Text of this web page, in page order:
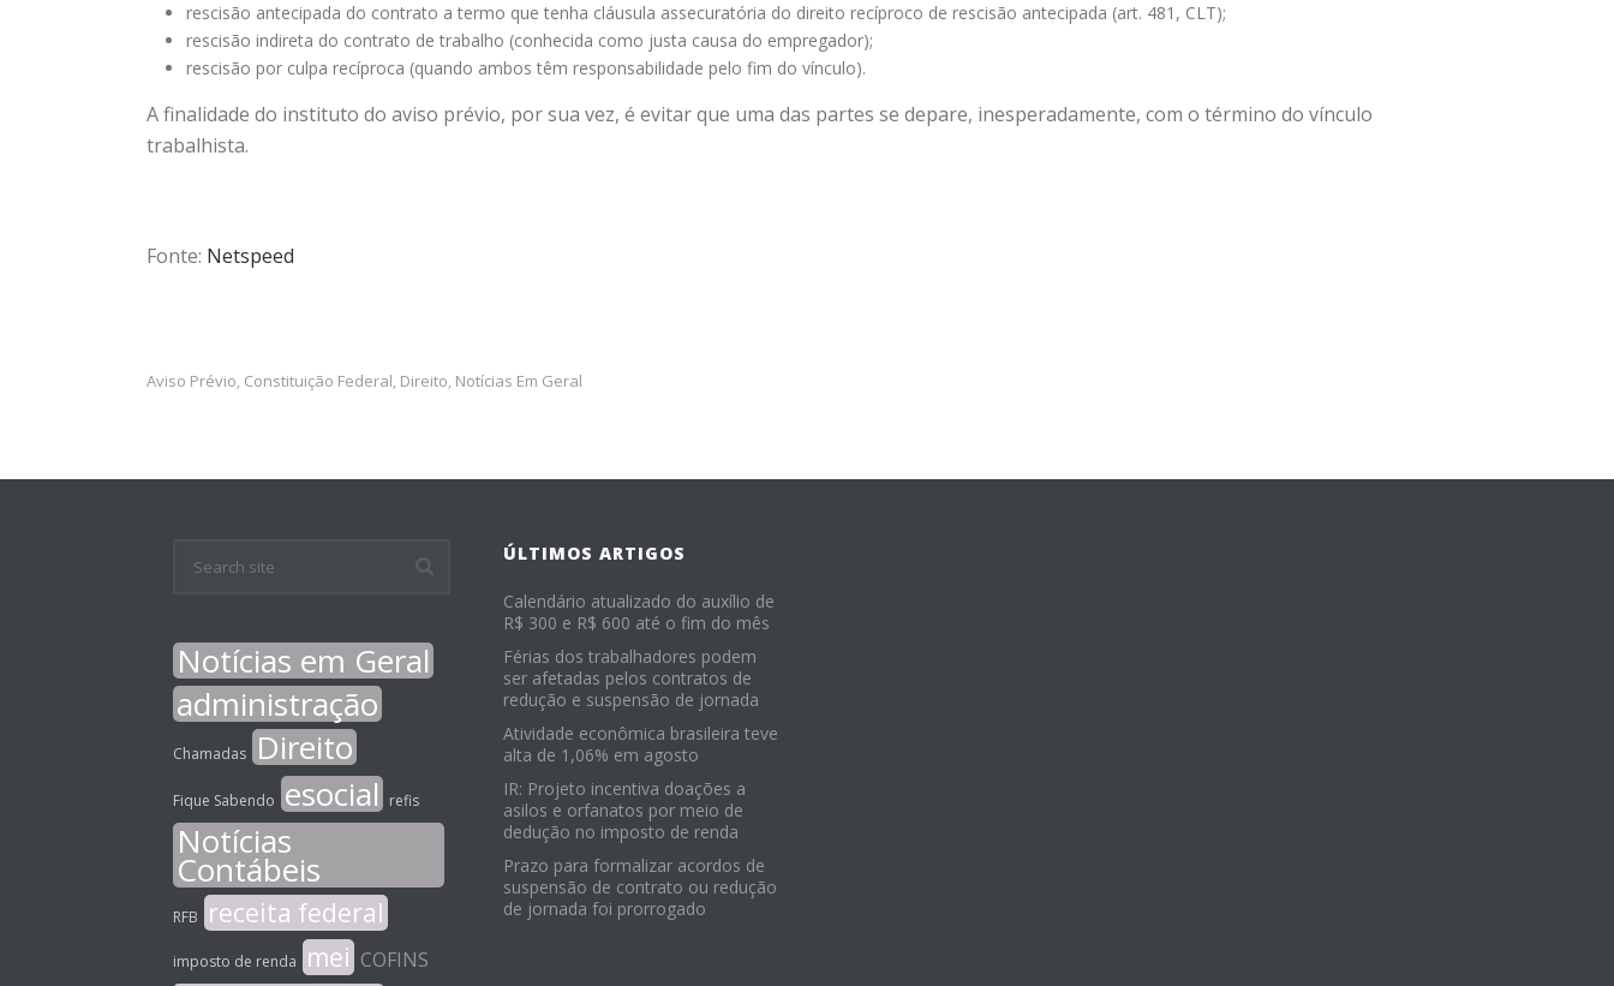
rescisão antecipada do contrato a termo que tenha cláusula assecuratória do direito recíproco de rescisão antecipada (art. 481, CLT);
rescisão indireta do contrato de trabalho (conhecida como justa causa do empregador);
rescisão por culpa recíproca (quando ambos têm responsabilidade pelo fim do vínculo).
A finalidade do instituto do aviso prévio, por sua vez, é evitar que uma das partes se depare, inesperadamente, com o término do vínculo
trabalhista.
Fonte: Netspeed
Aviso Prévio, Constituição Federal, Direito, Notícias Em Geral
Notícias em Geral
administração
Chamadas Direito
Fique Sabendo esocial refis
Notícias
Contábeis
RFB receita federal
imposto de renda mei COFINS
ÚLTIMOS ARTIGOS
Calendário atualizado do auxílio de
R$ 300 e R$ 600 até o fim do mês
Férias dos trabalhadores podem
ser afetadas pelos contratos de
redução e suspensão de jornada
Atividade econômica brasileira teve
alta de 1,06% em agosto
IR: Projeto incentiva doações a
asilos e orfanatos por meio de
dedução no imposto de renda
Prazo para formalizar acordos de
suspensão de contrato ou redução
de jornada foi prorrogado